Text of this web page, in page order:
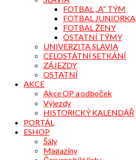
FOTBAL „A“ TÝM
FOTBAL JUNIORKA
FOTBAL ŽENY
OSTATNÍ TÝMY
UNIVERZITA SLAVIA
CELOSTÁTNÍ SETKÁNÍ
ZÁJEZDY
OSTATNÍ
AKCE
Akce OP a odboček
Výjezdy
HISTORICKÝ KALENDÁŘ
PORTÁL
ESHOP
Šály
Magazíny